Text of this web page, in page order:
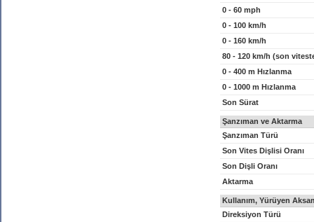
0 - 60 mph
0 - 100 km/h
0 - 160 km/h
80 - 120 km/h (son
0 - 400 m Hızlanma
0 - 1000 m Hızlanma
Son Sürat
Şanzıman ve Aktarma
Şanzıman Türü
Son Vites Dişlisi Oranı
Son Dişli Oranı
Aktarma
Kullanım, Yürüyen
Direksiyon Türü